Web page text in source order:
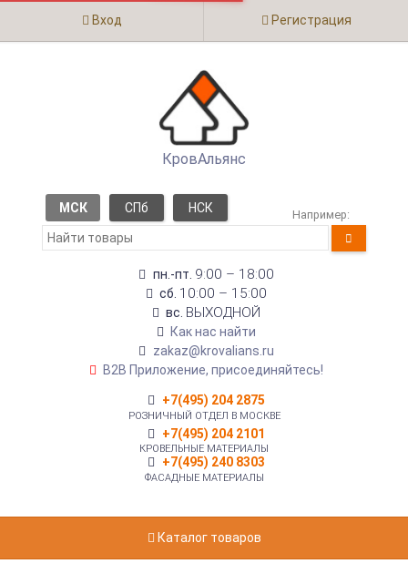
Вход Регистрация
КровАльянс
МСК СПб НСК Например:
пн.-пт. 9:00 – 18:00
сб. 10:00 – 15:00
вс. ВЫХОДНОЙ
Как нас найти
zakaz@krovalians.ru
B2B Приложение, присоединяйтесь!
+7(495) 204 2875
РОЗНИЧНЫЙ ОТДЕЛ В МОСКВЕ
+7(495) 204 2101
КРОВЕЛЬНЫЕ МАТЕРИАЛЫ
+7(495) 240 8303
ФАСАДНЫЕ МАТЕРИАЛЫ
Каталог товаров